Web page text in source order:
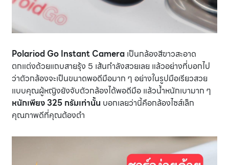
Polariod Go Instant Camera เป็นกล้องสีขาวสะอาด
ตกแต่งด้วยแถบสายรุ้ง 5 เส้นกำลังสวยเลย แล้วอย่างที่บอกไป
ว่าตัวกล้องจะเป็นขนาดพอดีมือมาก ๆ อย่างในรูปมือเรียวสวย
แบบคุณผู้หญิงยังจับตัวกล้องได้พอดีมือ แล้วน้ำหนักเบามาก ๆ
หนักเพียง 325 กรัมเท่านั้น บอกเลยว่านี้คือกล้องไซส์เล็ก
คุณภาพดีที่คุณต้องตำ